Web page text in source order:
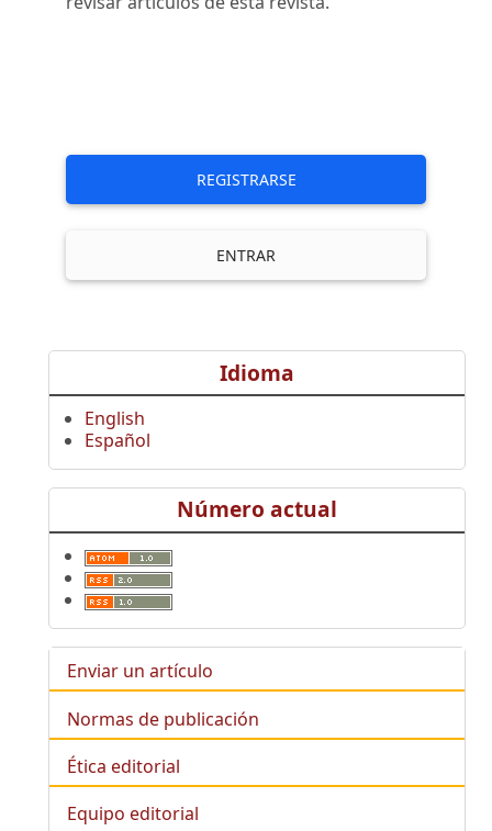
REGISTRARSE
ENTRAR
Idioma
English
Español
Número actual
Enviar un artículo
Normas de publicación
Ética editorial
Equipo editorial